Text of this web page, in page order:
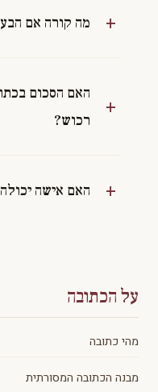
מה קורה אם
האם הסכום
רכוש?
האם אישה
על הכתובה
מהי כתובה
מבנה הכתובה המסורתית